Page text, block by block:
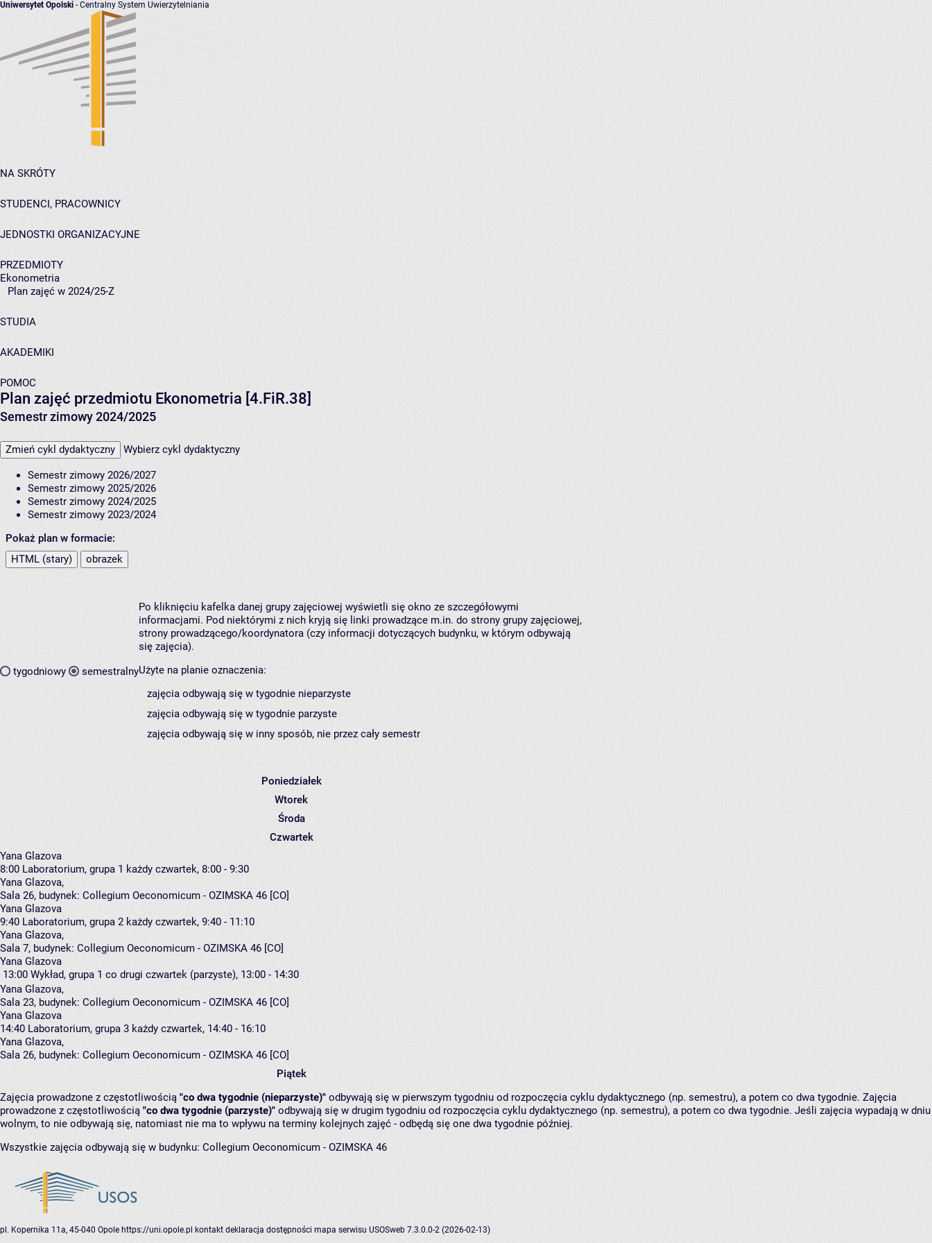
Uniwersytet Opolski - Centralny System Uwierzytelniania
NA SKRÓTY
STUDENCI, PRACOWNICY
JEDNOSTKI ORGANIZACYJNE
PRZEDMIOTY
Ekonometria
Plan zajęć w 2024/25-Z
STUDIA
AKADEMIKI
POMOC
Plan zajęć przedmiotu Ekonometria [4.FiR.38]
Semestr zimowy 2024/2025
Zmień cykl dydaktyczny Wybierz cykl dydaktyczny
Semestr zimowy 2026/2027
Semestr zimowy 2025/2026
Semestr zimowy 2024/2025
Semestr zimowy 2023/2024
Pokaż plan w formacie:
HTML (stary)
obrazek
tygodniowy semestralny
Po kliknięciu kafelka danej grupy zajęciowej wyświetli się okno ze szczegółowymi
informacjami. Pod niektórymi z nich kryją się linki prowadzące m.in. do strony grupy zajęciowej,
strony prowadzącego/koordynatora (czy informacji dotyczących budynku, w którym odbywają
się zajęcia).
Użyte na planie oznaczenia:
zajęcia odbywają się w tygodnie nieparzyste
zajęcia odbywają się w tygodnie parzyste
zajęcia odbywają się w inny sposób, nie przez cały semestr
Poniedziałek
Wtorek
Środa
Czwartek
Yana Glazova
8:00 Laboratorium, grupa 1 każdy czwartek, 8:00 - 9:30
Yana Glazova,
Sala 26, budynek: Collegium Oeconomicum - OZIMSKA 46 [CO]
Yana Glazova
9:40 Laboratorium, grupa 2 każdy czwartek, 9:40 - 11:10
Yana Glazova,
Sala 7, budynek: Collegium Oeconomicum - OZIMSKA 46 [CO]
Yana Glazova
13:00 Wykład, grupa 1 co drugi czwartek (parzyste), 13:00 - 14:30
Yana Glazova,
Sala 23, budynek: Collegium Oeconomicum - OZIMSKA 46 [CO]
Yana Glazova
14:40 Laboratorium, grupa 3 każdy czwartek, 14:40 - 16:10
Yana Glazova,
Sala 26, budynek: Collegium Oeconomicum - OZIMSKA 46 [CO]
Piątek
Zajęcia prowadzone z częstotliwością "co dwa tygodnie (nieparzyste)" odbywają się w pierwszym tygodniu od rozpoczęcia cyklu dydaktycznego (np. semestru), a potem co dwa tygodnie. Zajęcia
prowadzone z częstotliwością "co dwa tygodnie (parzyste)" odbywają się w drugim tygodniu od rozpoczęcia cyklu dydaktycznego (np. semestru), a potem co dwa tygodnie. Jeśli zajęcia wypadają w dniu
wolnym, to nie odbywają się, natomiast nie ma to wpływu na terminy kolejnych zajęć - odbędą się one dwa tygodnie później.
Wszystkie zajęcia odbywają się w budynku: Collegium Oeconomicum - OZIMSKA 46
pl. Kopernika 11a, 45-040 Opole https://uni.opole.pl kontakt deklaracja dostępności mapa serwisu USOSweb 7.3.0.0-2 (2026-02-13)